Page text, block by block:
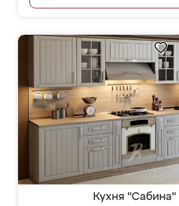
Кухня "Сабина"